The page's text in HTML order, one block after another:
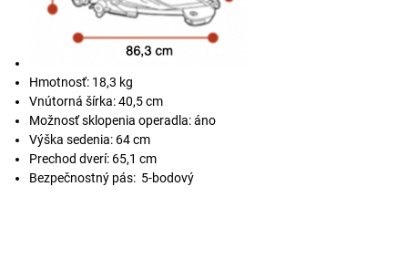
Hmotnosť: 18,3 kg
Vnútorná šírka: 40,5 cm
Možnosť sklopenia operadla: áno
Výška sedenia: 64 cm
Prechod dverí: 65,1 cm
Bezpečnostný pás: 5-bodový